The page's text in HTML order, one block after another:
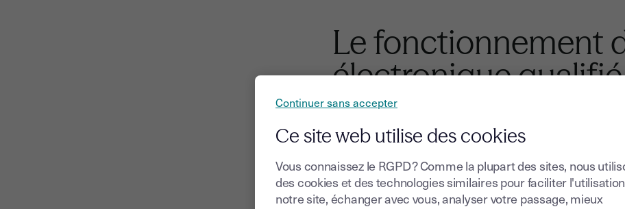
Le fonctionnement
électronique qualifié
Pour qu’un cachet électronique soit qualifié, il faut réunir
que le certificat électronique ait les caractéristiques
qu’il ait été créé par le biais d’une solution de
qu’il repose sur un certificat de cachet électronique
Continuer sans accepter
Ce site web utilise des cookies
Vous connaissez le RGPD ? Comme la plupart des sites, nous
des cookies et des technologies similaires pour faciliter
notre site, échanger avec vous, analyser votre passage, mieux